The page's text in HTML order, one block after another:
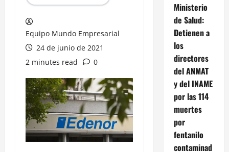
Equipo Mundo Empresarial
24 de junio de 2021
2 minutes read
0
Ministerio
de Salud:
Detienen a
los
directores
del ANMAT
y del INAME
por las 114
muertes
por
fentanilo
contaminad